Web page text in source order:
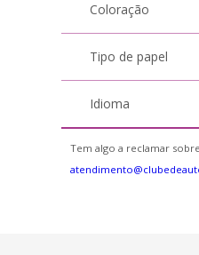
Coloração
Tipo de papel
Idioma
Tem algo a reclamar